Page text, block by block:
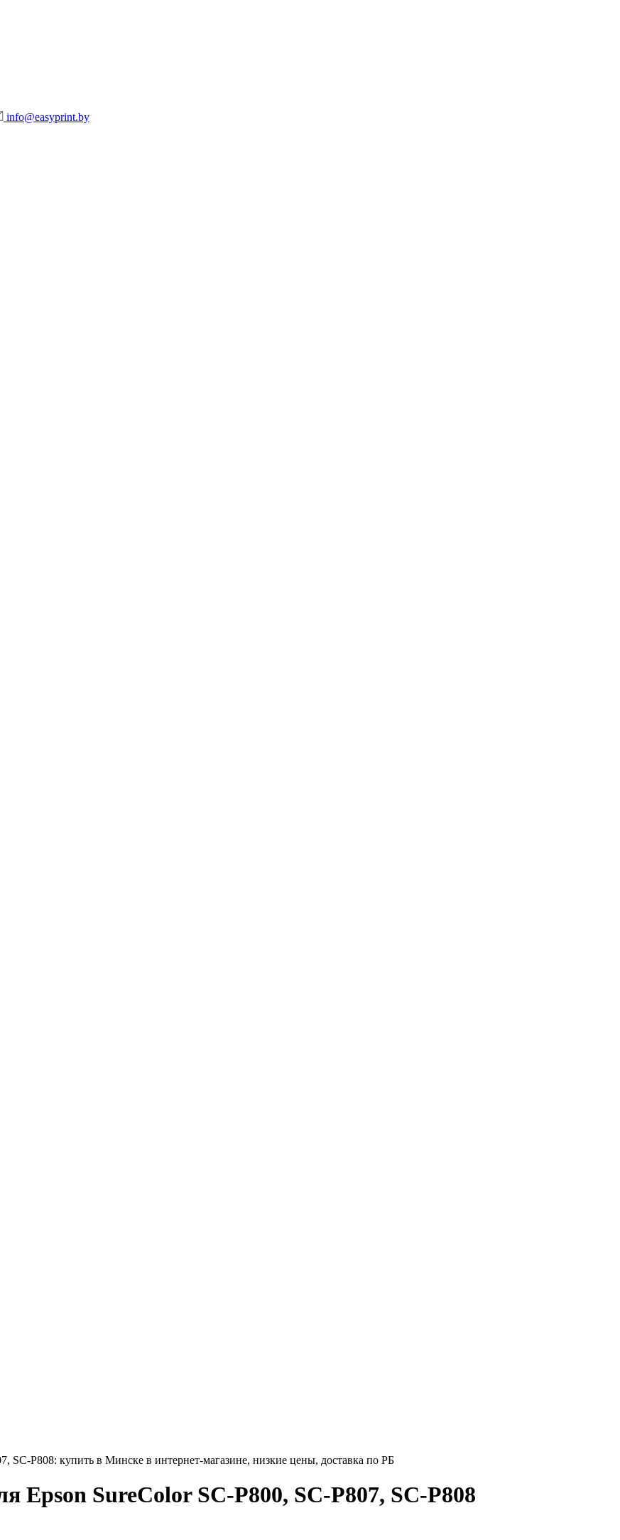
info@easyprint.by
SC-P808: купить в Минске в интернет-магазине, низкие цены, доставка по РБ
Epson SureColor SC-P800, SC-P807, SC-P808